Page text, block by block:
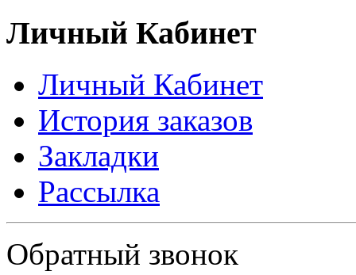
Личный Кабинет
Личный Кабинет
История заказов
Закладки
Рассылка
Обратный звонок